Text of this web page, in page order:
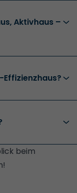
Aktivhaus –
Effizienzhaus?
beim